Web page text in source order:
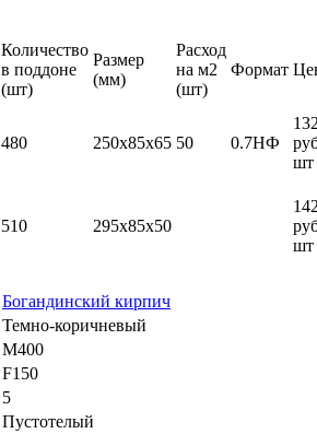
Количество
в поддоне
(шт)
Размер
(мм)
Расход
на м2
(шт)
Формат
480 250х85х65 50 0.7НФ
шт
510 295х85х50
шт
Богандинский кирпич
Темно-коричневый
М400
F150
5
Пустотелый